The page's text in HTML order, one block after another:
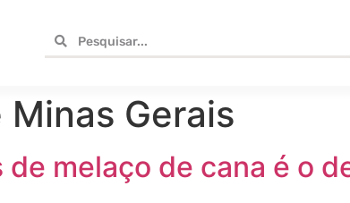
Gerais
melaço de cana é o